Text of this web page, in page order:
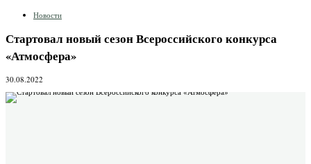
Новости
Стартовал новый сезон Всероссийского конкурса
«Атмосфера»
30.08.2022